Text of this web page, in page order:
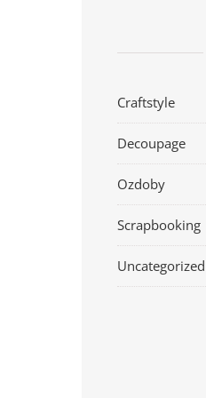
Craftstyle
Decoupage
Ozdoby
Scrapbooking
Uncategorized